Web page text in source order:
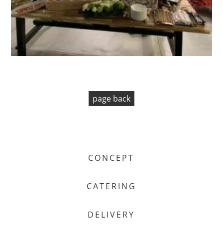
page back
CONCEPT
CATERING
DELIVERY